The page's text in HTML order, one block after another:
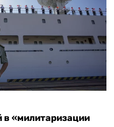
в «милитаризации